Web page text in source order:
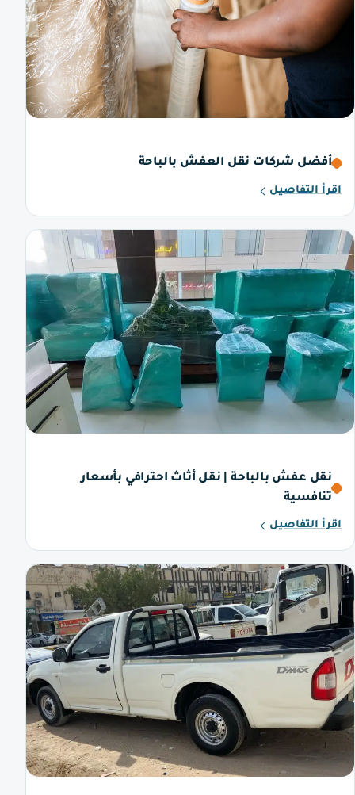
أفضل شركات نقل العفش بالباحة
اقرأ التفاصيل
نقل عفش بالباحة | نقل أثاث احترافي بأسعار
تنافسية
اقرأ التفاصيل